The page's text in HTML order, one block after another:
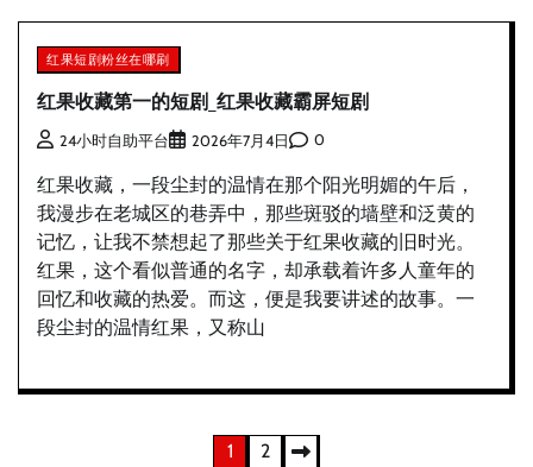
红果短剧粉丝在哪刷
红果收藏第一的短剧_红果收藏霸屏短剧
24小时自助平台 2026年7月4日 0
红果收藏，一段尘封的温情在那个阳光明媚的午后，
我漫步在老城区的巷弄中，那些斑驳的墙壁和泛黄的
记忆，让我不禁想起了那些关于红果收藏的旧时光。
红果，这个看似普通的名字，却承载着许多人童年的
回忆和收藏的热爱。而这，便是我要讲述的故事。一
段尘封的温情红果，又称山
1 2